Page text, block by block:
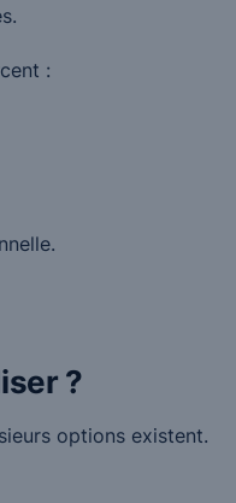
:
?
options existent.